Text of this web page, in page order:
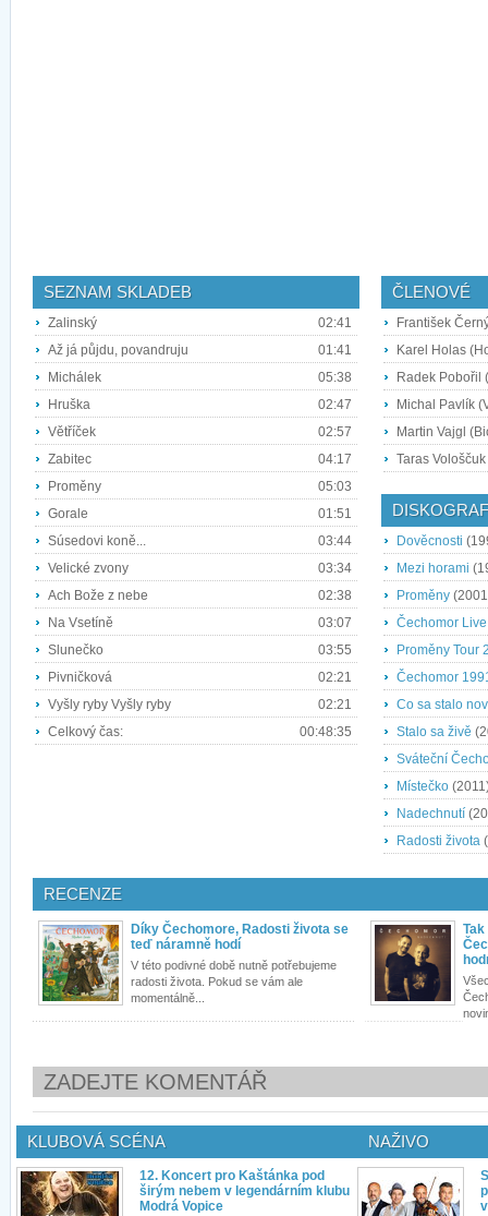
SEZNAM SKLADEB
Zalinský
02:41
Až já půjdu, povandruju
01:41
Michálek
05:38
Hruška
02:47
Větříček
02:57
Zabitec
04:17
Proměny
05:03
Gorale
01:51
Súsedovi koně...
03:44
Velické zvony
03:34
Ach Bože z nebe
02:38
Na Vsetíně
03:07
Slunečko
03:55
Pivničková
02:21
Vyšly ryby Vyšly ryby
02:21
Celkový čas:
00:48:35
ČLENOVÉ
František
Karel Holas
Radek Pobořil
Michal Pavlík
Martin Vajgl
Taras
Dověcnosti
Mezi horami
Proměny
Čechomor Live
Proměny Tour
Čechomor
Co sa stalo
Stalo sa živě
Sváteční
Místečko
Nadechnutí
Radosti života
RECENZE
Díky Čechomore, Radosti života se
teď náramně hodí
V této podivné době nutně potřebujeme
radosti života. Pokud se vám ale
momentálně...
ZADEJTE KOMENTÁŘ
KLUBOVÁ SCÉNA
12. Koncert pro Kaštánka pod
širým nebem v legendárním klubu
Modrá Vopice
NAŽIVO